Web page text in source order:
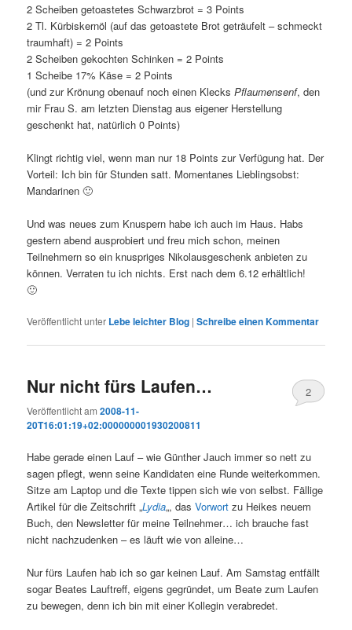
2 Scheiben getoastetes Schwarzbrot = 3 Points
2 Tl. Kürbiskernöl (auf das getoastete Brot geträufelt – schmeckt
traumhaft) = 2 Points
2 Scheiben gekochten Schinken = 2 Points
1 Scheibe 17% Käse = 2 Points
(und zur Krönung obenauf noch einen KlecksPflaumensenf, den
mir Frau S. am letzten Dienstag aus eigener Herstellung
geschenkt hat, natürlich 0 Points)
Klingt richtig viel, wenn man nur 18 Points zur Verfügung hat. Der
Vorteil: Ich bin für Stunden satt. Momentanes Lieblingsobst:
Mandarinen 🙂
Und was neues zum Knuspern habe ich auch im Haus. Habs
gestern abend ausprobiert und freu mich schon, meinen
Teilnehmern so ein knuspriges Nikolausgeschenk anbieten zu
können. Verraten tu ich nichts. Erst nach dem 6.12 erhältlich!
🙂
Veröffentlicht unter Lebe leichter Blog |Schreibe einen Kommentar
Nur nicht fürs Laufen…
Veröffentlicht am2008-11-
20T16:01:19+02:000000001930200811
2
Habe gerade einen Lauf – wie Günther Jauch immer so nett zu
sagen pflegt, wenn seine Kandidaten eine Runde weiterkommen.
Sitze am Laptop und die Texte tippen sich wie von selbst. Fällige
Artikel für die Zeitschrift „Lydia„, dasVorwort zu Heikes neuem
Buch, den Newsletter für meine Teilnehmer… ich brauche fast
nicht nachzudenken – es läuft wie von alleine…
Nur fürs Laufen hab ich so gar keinen Lauf. Am Samstag entfällt
sogar Beates Lauftreff, eigens gegründet, um Beate zum Laufen
zu bewegen, denn ich bin mit einer Kollegin verabredet.